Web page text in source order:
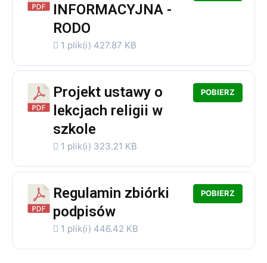
INFORMACYJNA -
RODO
1 plik(i) 427.87 KB
Projekt ustawy o
lekcjach religii w
szkole
1 plik(i) 323.21 KB
POBIERZ
Regulamin zbiórki
podpisów
1 plik(i) 446.42 KB
POBIERZ